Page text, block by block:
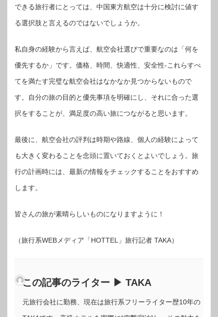
できる旅行者にとっては、中国東方航空は十分に検討に値す
る選択肢と言えるのではないでしょうか。
私自身の経験から言えば、航空会社選びで重要なのは「何を
優先するか」です。価格、時間、快適性、安全性-これらすべ
てを満たす完璧な航空会社はなかなか見つからないもので
す。自分の旅の目的と優先事項を明確にし、それに合った選
択をすることが、満足度の高い旅につながると思います。
最後に、航空会社の評判は時期や路線、個人の経験によって
も大きく変わることを念頭に置いておくとよいでしょう。旅
行の計画時には、最新の情報をチェックすることをおすすめ
します。
皆さんの旅が素晴らしいものになりますように！
（旅行系WEBメディア「HOTTEL」旅行記者 TAKA）
この記事のライター ▶ TAKA
元旅行会社に勤務、現在は旅行系フリーライター歴10年の